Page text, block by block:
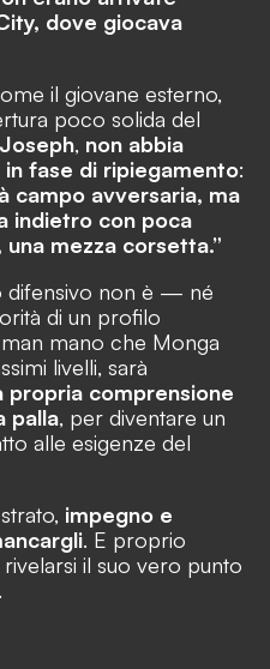
dove giocava
il giovane esterno,
poco solida del
, non abbia
fase di ripiegamento:
campo avversaria, ma
indietro con poca
mezza corsetta.”
difensivo non è — né
di un profilo
mano che Monga
livelli, sarà
propria comprensione
palla, per diventare un
alle esigenze del
impegno e
. E proprio
il suo vero punto